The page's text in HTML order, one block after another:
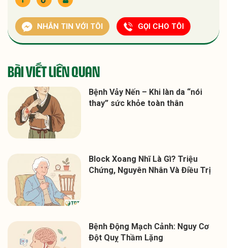
NHẮN TIN VỚI TÔI GỌI CHO TÔI
BÀI VIẾT LIÊN QUAN
Bệnh Vảy Nến – Khi làn da “nói
thay” sức khỏe toàn thân
Block Xoang Nhĩ Là Gì? Triệu
Chứng, Nguyên Nhân Và Điều Trị
Bệnh Động Mạch Cảnh: Nguy Cơ
Đột Quỵ Thầm Lặng